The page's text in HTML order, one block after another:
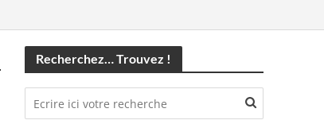
Recherchez… Trouvez !